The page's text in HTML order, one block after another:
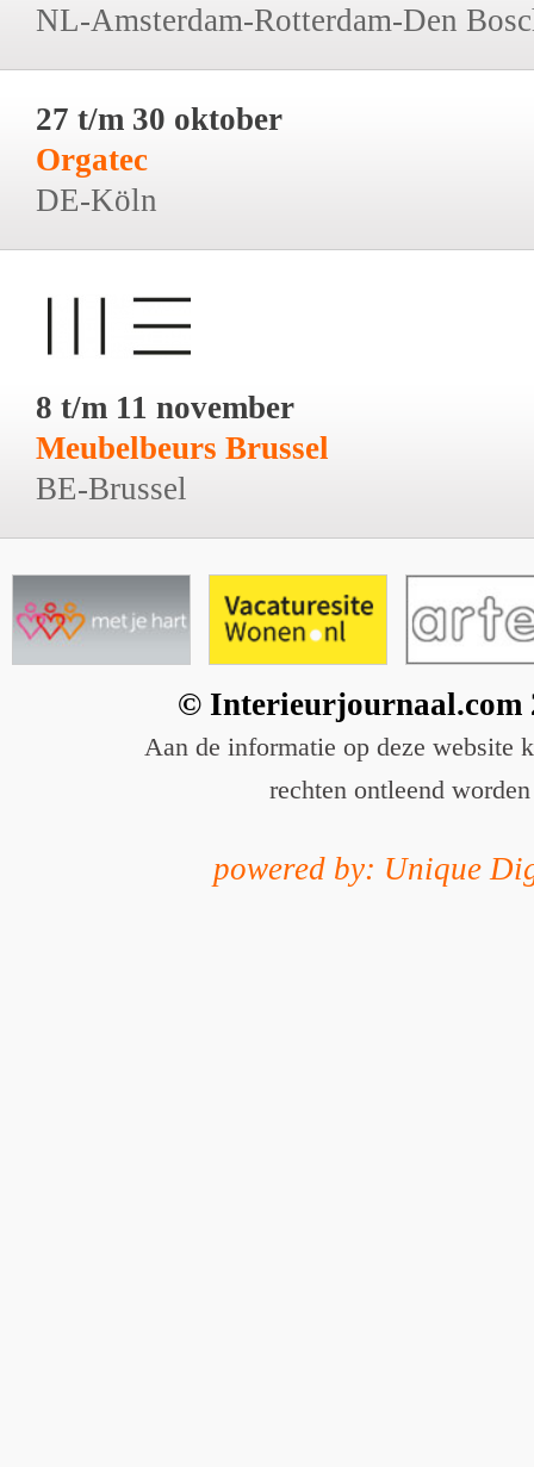
NL-Amsterdam-Rotterdam-Den
27 t/m 30 oktober
Orgatec
DE-Köln
8 t/m 11 november
Meubelbeurs Brussel
BE-Brussel
© Interieurjournaal.com
Aan de informatie op deze website
rechten ontleend worden
powered by: Unique